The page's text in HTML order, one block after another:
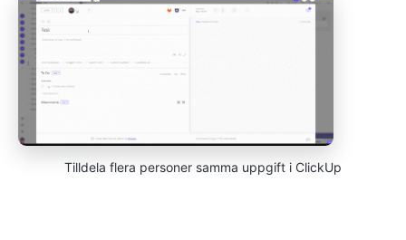
Tilldela flera personer samma uppgift i ClickUp